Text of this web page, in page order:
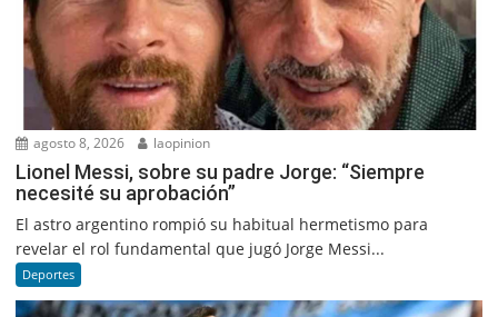
agosto 8, 2026 laopinion
Lionel Messi, sobre su padre Jorge: “Siempre
necesité su aprobación”
El astro argentino rompió su habitual hermetismo para
revelar el rol fundamental que jugó Jorge Messi...
Deportes